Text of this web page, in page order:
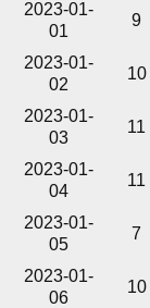
2023-01-
01
9
2023-01-
02
10
2023-01-
03
11
2023-01-
04
11
2023-01-
05
7
2023-01-
06
10